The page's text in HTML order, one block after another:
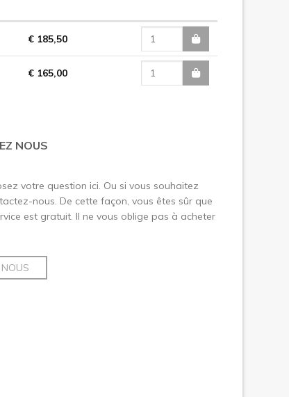
€ 185,50
€ 165,00
NOUS
votre question ici. Ou si vous souhaitez
nous. De cette façon, vous êtes sûr que
est gratuit. Il ne vous oblige pas à acheter